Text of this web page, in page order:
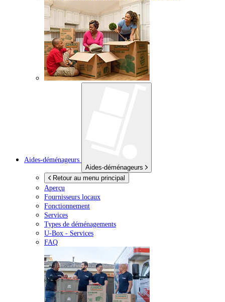
Aides-déménageurs
Aides-déménageurs
Retour au menu principal
Aperçu
Fournisseurs locaux
Fonctionnement
Services
Types de déménagements
U-Box - Services
FAQ